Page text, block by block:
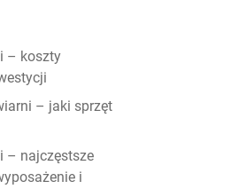
– koszty
– jaki sprzęt
– najczęstsze
i